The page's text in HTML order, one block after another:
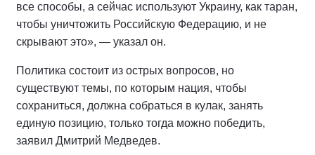
все способы, а сейчас используют Украину, как таран,
чтобы уничтожить Российскую Федерацию, и не
скрывают это», — указал он.
Политика состоит из острых вопросов, но
существуют темы, по которым нация, чтобы
сохраниться, должна собраться в кулак, занять
единую позицию, только тогда можно победить,
заявил Дмитрий Медведев.